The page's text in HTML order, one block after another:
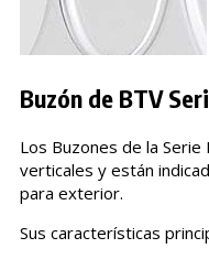
Buzón de BTV
Los Buzones de la Serie
verticales y están
para exterior.
Sus características